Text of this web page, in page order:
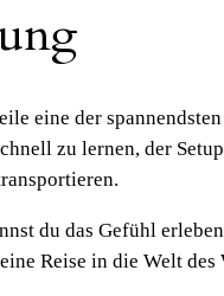
eine der
zu lernen, der
du das Gefühl
Reise in die Welt